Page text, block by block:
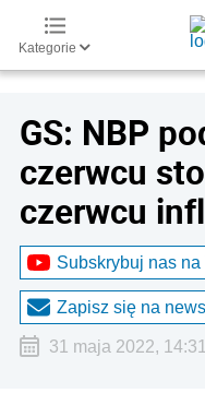
Kategorie
GS: NBP
czerwcu
czerwcu
Subskrybuj nas na
Zapisz się na
31 maja 2022, 14:31